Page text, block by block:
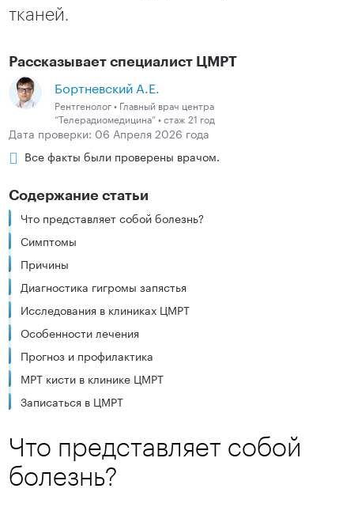
тканей.
Рассказывает специалист ЦМРТ
Бортневский А.Е.
Рентгенолог • Главный врач центра
“Телерадиомедицина” • стаж 21 год
Дата проверки: 06 Апреля 2026 года
Все факты были проверены врачом.
Содержание статьи
Что представляет собой болезнь?
Симптомы
Причины
Диагностика гигромы запястья
Исследования в клиниках ЦМРТ
Особенности лечения
Прогноз и профилактика
МРТ кисти в клинике ЦМРТ
Записаться в ЦМРТ
Что представляет собой
болезнь?